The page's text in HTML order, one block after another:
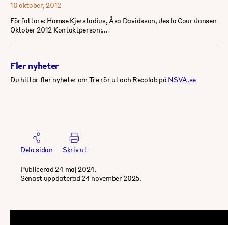
10 oktober, 2012
Författare: Hamse Kjerstadius, Åsa Davidsson, Jes la Cour Jansen
Oktober 2012 Kontaktperson:...
Fler nyheter
Du hittar fler nyheter om Tre rör ut och Recolab på NSVA.se
Dela sidan Skriv ut
Publicerad 24 maj 2024.
Senast uppdaterad 24 november 2025.